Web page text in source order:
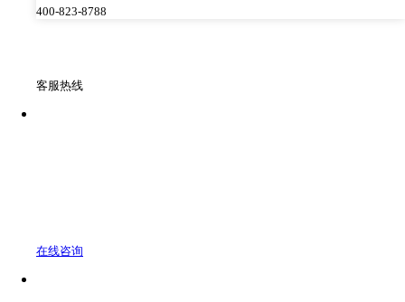
400-823-8788
客服热线
在线咨询